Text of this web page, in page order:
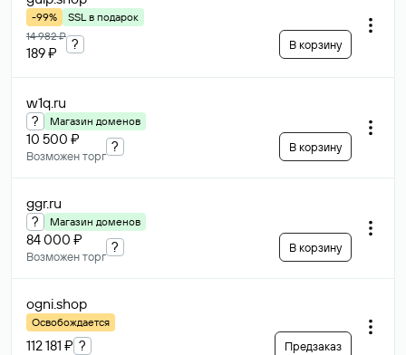
-99%
SSL в подарок
14 982 ₽
189 ₽
? В корзину
w1q.ru
? Магазин доменов
10 500 ₽
Возможен торг
? В корзину
ggr.ru
? Магазин доменов
84 000 ₽
Возможен торг
? В корзину
ogni.shop
Освобождается
112 181 ₽ ? Предзаказ